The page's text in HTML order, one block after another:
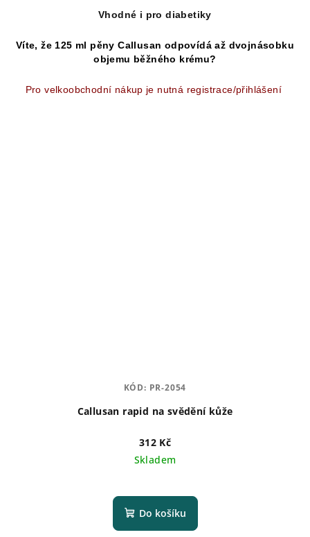
Vhodné i pro diabetiky
Víte, že 125 ml pěny Callusan odpovídá až dvojnásobku
objemu běžného krému?
Pro velkoobchodní nákup je nutná registrace/přihlášení
Callusan rapid na svědění kůže
312 Kč
Skladem
hodnocení
produktu
Do košíku
KÓD: PR-2054